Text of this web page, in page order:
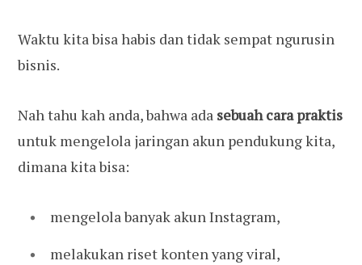
Waktu kita bisa habis dan tidak sempat ngurusin
bisnis.
Nah tahu kah anda, bahwa ada sebuah cara praktis
untuk mengelola jaringan akun pendukung kita,
dimana kita bisa:
mengelola banyak akun Instagram,
melakukan riset konten yang viral,